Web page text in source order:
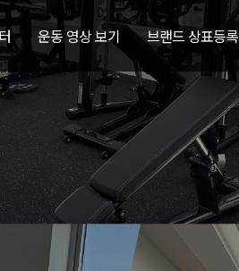
운동 영상 보기 브랜드 상표등록